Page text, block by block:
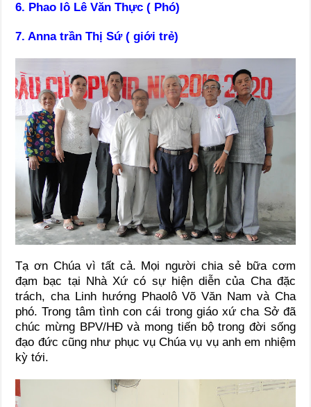
6. Phao lô Lê Văn Thực ( Phó)
7. Anna trần Thị Sứ ( giới trẻ)
Tạ ơn Chúa vì tất cả. Mọi người chia sẻ bữa cơm
đạm bạc tại Nhà Xứ có sự hiện diễn của Cha đặc
trách, cha Linh hướng Phaolô Võ Văn Nam và Cha
phó. Trong tâm tình con cái trong giáo xứ cha Sở đã
chúc mừng BPV/HĐ và mong tiến bộ trong đời sống
đạo đức cũng như phục vụ Chúa vụ vụ anh em nhiệm
kỳ tới.